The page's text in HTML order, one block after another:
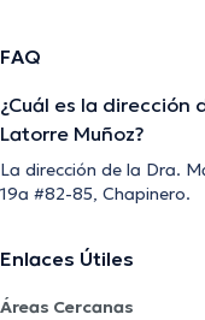
FAQ
¿Cuál es la dirección
Latorre Muñoz?
La dirección de la Dra.
19a #82-85, Chapinero.
Enlaces Útiles
Áreas Cercanas